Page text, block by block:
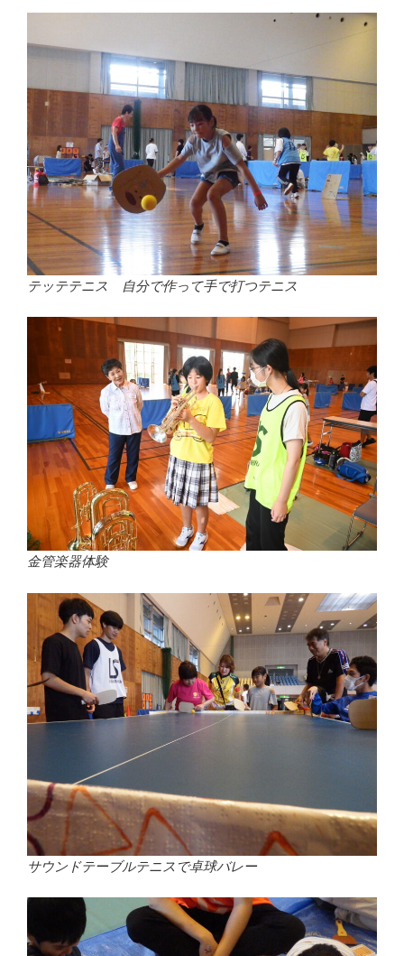
テッテテニス 自分で作って手で打つテニス
金管楽器体験
サウンドテーブルテニスで卓球バレー